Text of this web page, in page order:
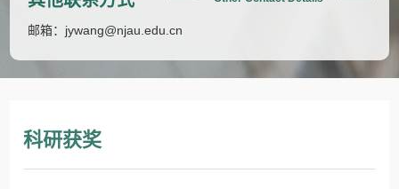
邮箱： jywang@njau.edu.cn
科研获奖